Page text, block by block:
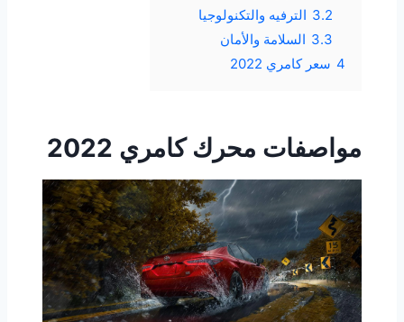
3.2 الترفيه والتكنولوجيا
3.3 السلامة والأمان
4 سعر كامري 2022
مواصفات محرك كامري 2022